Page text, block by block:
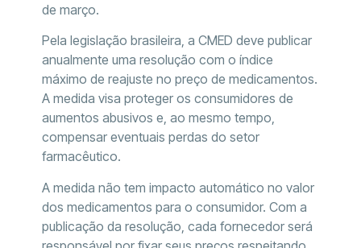
de março.
Pela legislação brasileira, a CMED deve publicar
anualmente uma resolução com o índice
máximo de reajuste no preço de medicamentos.
A medida visa proteger os consumidores de
aumentos abusivos e, ao mesmo tempo,
compensar eventuais perdas do setor
farmacêutico.
A medida não tem impacto automático no valor
dos medicamentos para o consumidor. Com a
publicação da resolução, cada fornecedor será